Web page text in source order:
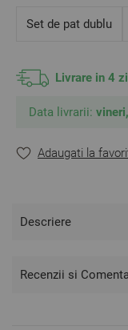
Spălați și călcați
Fabricat în
Set de pat dublu
Livrare in 4
Data livrarii:
Adaugati la
Descriere
Recenzii si